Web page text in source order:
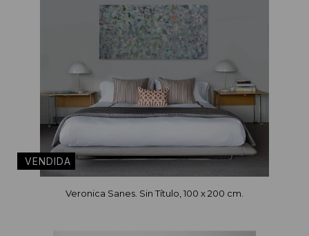
Veronica Sanes. Sin Título, 100 x 200 cm.